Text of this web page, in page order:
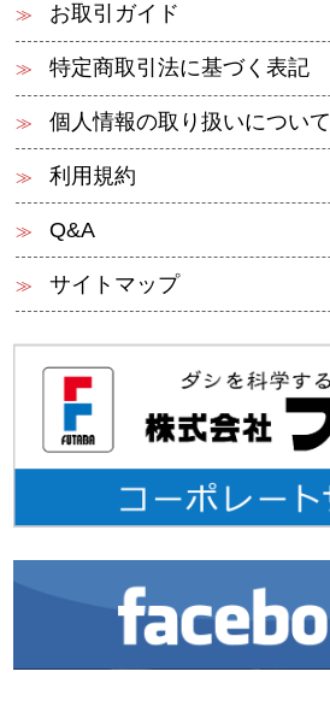
お取引ガイド
特定商取引法に基づく表記
個人情報の取り扱いについて
利用規約
Q&A
サイトマップ